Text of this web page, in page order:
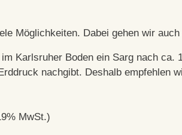
Möglichkeiten. Dabei gehen wir
Karlsruher Boden ein Sarg nach ca.
nachgibt. Deshalb empfehlen
MwSt.)